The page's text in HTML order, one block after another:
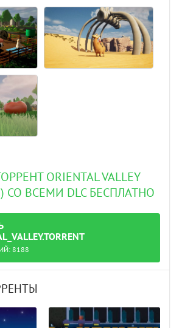
ORIENTAL VALLEY
СО ВСЕМИ DLC БЕСПЛАТНО
8188